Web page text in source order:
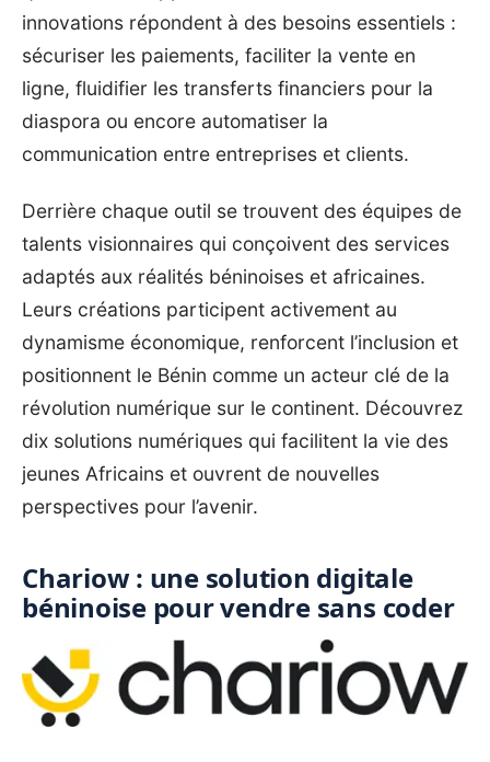
innovations répondent à des besoins essentiels :
sécuriser les paiements, faciliter la vente en
ligne, fluidifier les transferts financiers pour la
diaspora ou encore automatiser la
communication entre entreprises et clients.
Derrière chaque outil se trouvent des équipes de
talents visionnaires qui conçoivent des services
adaptés aux réalités béninoises et africaines.
Leurs créations participent activement au
dynamisme économique, renforcent l’inclusion et
positionnent le Bénin comme un acteur clé de la
révolution numérique sur le continent. Découvrez
dix solutions numériques qui facilitent la vie des
jeunes Africains et ouvrent de nouvelles
perspectives pour l’avenir.
Chariow : une solution digitale
béninoise pour vendre sans coder